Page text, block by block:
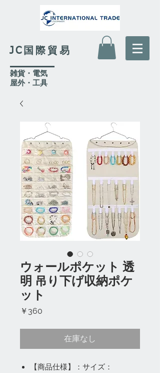
JC国際貿易
​雑貨・電気
​屋外・工具
ウォールポケット 透
明 吊り下げ収納ポケ
ット
￥360
在庫なし
【商品仕様】：サイズ：